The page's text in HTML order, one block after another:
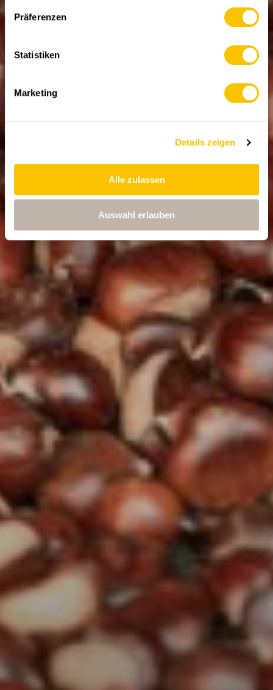
Präferenzen
Statistiken
Marketing
Details zeigen
Alle zulassen
Auswahl erlauben
Leben einhauchte. Heute wird die Frucht längst nicht